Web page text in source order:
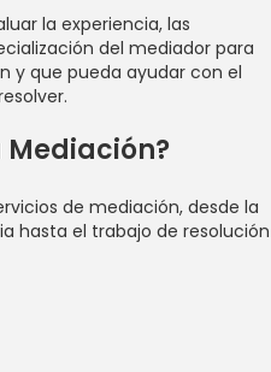
la experiencia, las
del mediador para
y que pueda ayudar con el
de mediación, desde la
hasta el trabajo de resolución